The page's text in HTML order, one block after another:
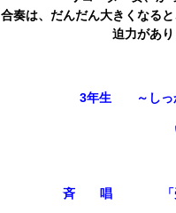
合奏は、だんだん大きくなる
迫力があり
3年生 ～し
斉 唱 「受け